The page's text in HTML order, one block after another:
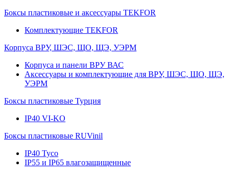
Боксы пластиковые и аксессуары TEKFOR
Комплектующие TEKFOR
Корпуса ВРУ, ШЭС, ЩО, ЩЭ, УЭРМ
Корпуса и панели ВРУ ВАС
Аксессуары и комплектующие для ВРУ, ШЭС, ЩО, ЩЭ,
УЭРМ
Боксы пластиковые Турция
IP40 VI-KO
Боксы пластиковые RUVinil
IP40 Тусо
IP55 и IP65 влагозащищенные